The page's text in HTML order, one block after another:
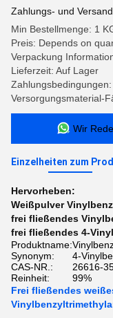
Zahlungs- und
Min Bestellmenge: 1
Preis: Depends on
Verpackung
Lieferzeit: Auf Lager
Zahlungsbedingungen:
Versorgungsmaterial-
Wir
Einzelheiten zum
Hervorheben:
Weißpulver
frei fließendes
frei fließendes 4-
Produktname:
Synonym:
4-
CAS-NR.:
26616-
Reinheit:
99%
Frei fließendes